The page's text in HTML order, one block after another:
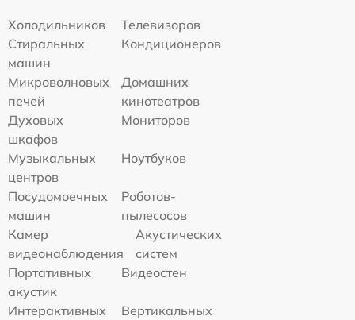
Холодильников
Телевизоров
Стиральных
машин
Кондиционеров
Микроволновых
печей
Домашних
кинотеатров
Духовых
шкафов
Мониторов
Музыкальных
центров
Ноутбуков
Посудомоечных
машин
Роботов-
пылесосов
Камер
видеонаблюдения
Акустических
систем
Портативных
акустик
Видеостен
Интерактивных
Вертикальных